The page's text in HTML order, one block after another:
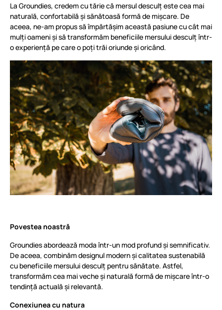
La Groundies, credem cu tărie că mersul desculț este cea mai
naturală, confortabilă și sănătoasă formă de mișcare. De
aceea, ne-am propus să împărtășim această pasiune cu cât mai
mulți oameni și să transformăm beneficiile mersului desculț într-
o experiență pe care o poți trăi oriunde și oricând.
Povestea noastră
Groundies abordează moda într-un mod profund și semnificativ.
De aceea, combinăm designul modern și calitatea sustenabilă
cu beneficiile mersului desculț pentru sănătate. Astfel,
transformăm cea mai veche și naturală formă de mișcare într-o
tendință actuală și relevantă.
Conexiunea cu natura